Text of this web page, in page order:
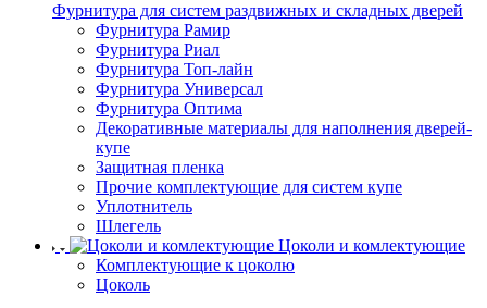
Фурнитура для систем раздвижных и складных дверей
Фурнитура Рамир
Фурнитура Риал
Фурнитура Топ-лайн
Фурнитура Универсал
Фурнитура Оптима
Декоративные материалы для наполнения дверей-
купе
Защитная пленка
Прочие комплектующие для систем купе
Уплотнитель
Шлегель
Цоколи и комлектующие
Комплектующие к цоколю
Цоколь